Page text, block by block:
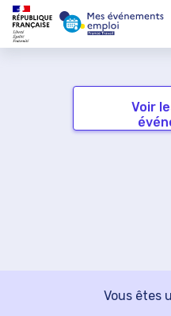
Voir
Vous êtes